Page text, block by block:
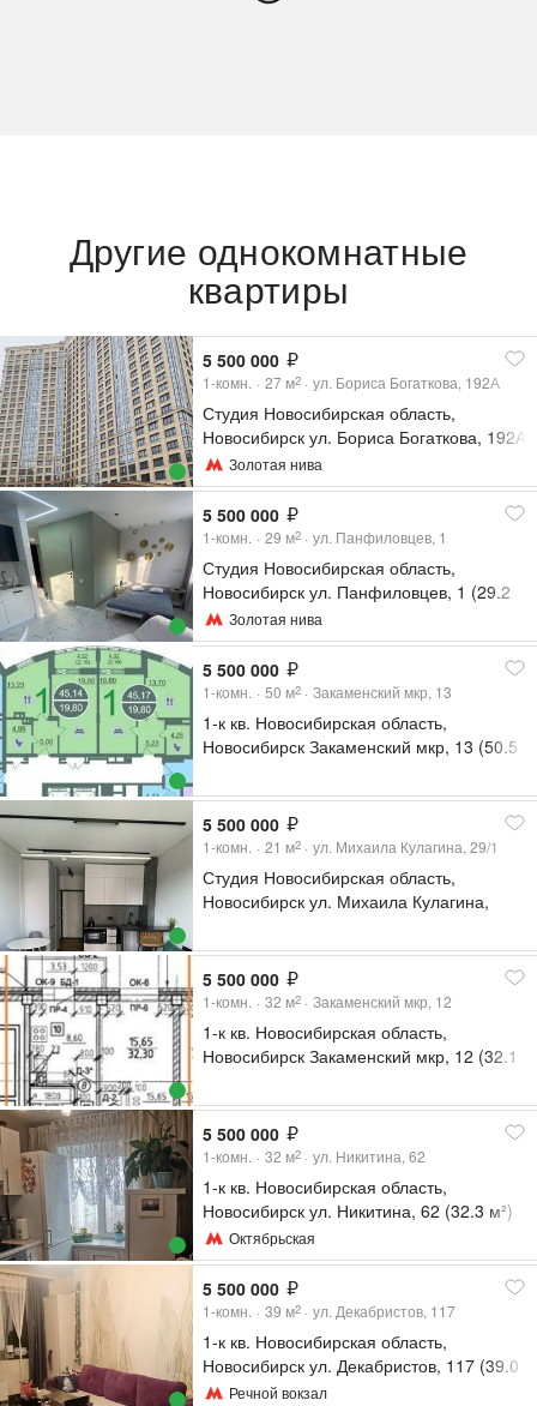
Другие однокомнатные
квартиры
5 500 000
1-комн. 27 м2 ул. Бориса Богаткова, 192А
Студия Новосибирская область,
Новосибирск ул. Бориса Богаткова, 192А
(27.1 м²)
Золотая нива
5 500 000
1-комн. 29 м2 ул. Панфиловцев, 1
Студия Новосибирская область,
Новосибирск ул. Панфиловцев, 1 (29.2
м²) Золотая нива
5 500 000
1-комн. 50 м2 Закаменский мкр, 13
1-к кв. Новосибирская область,
Новосибирск Закаменский мкр, 13 (50.5
5 500 000
1-комн. 21 м2 ул. Михаила Кулагина, 29/1
Студия Новосибирская область,
Новосибирск ул. Михаила Кулагина,
5 500 000
1-комн. 32 м2 Закаменский мкр, 12
1-к кв. Новосибирская область,
Новосибирск Закаменский мкр, 12 (32.1
5 500 000
1-комн. 32 м2 ул. Никитина, 62
1-к кв. Новосибирская область,
Новосибирск ул. Никитина, 62 (32.3 м²)
Октябрьская
5 500 000
1-комн. 39 м2 ул. Декабристов, 117
1-к кв. Новосибирская область,
Новосибирск ул. Декабристов, 117 (39.0
м²) Речной вокзал